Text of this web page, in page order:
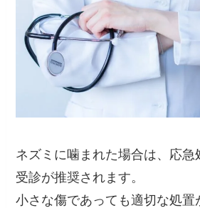
ネズミに噛まれた場合は、応急
受診が推奨されます。
小さな傷であっても適切な処置